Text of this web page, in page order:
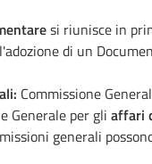
si riunisce in
di un
Commissione
Generale per gli affari
generali